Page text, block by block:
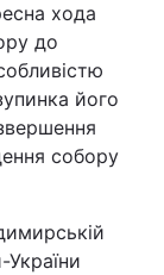
хода
до
його
собору
України